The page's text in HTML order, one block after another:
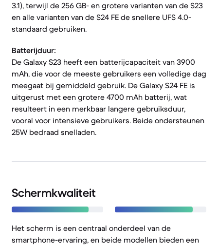
3.1), terwijl de 256 GB- en grotere varianten van de S23
en alle varianten van de S24 FE de snellere UFS 4.0-
standaard gebruiken.
Batterijduur:
De Galaxy S23 heeft een batterijcapaciteit van 3900
mAh, die voor de meeste gebruikers een volledige dag
meegaat bij gemiddeld gebruik. De Galaxy S24 FE is
uitgerust met een grotere 4700 mAh batterij, wat
resulteert in een merkbaar langere gebruiksduur,
vooral voor intensieve gebruikers. Beide ondersteunen
25W bedraad snelladen.
Schermkwaliteit
Het scherm is een centraal onderdeel van de
smartphone-ervaring, en beide modellen bieden een